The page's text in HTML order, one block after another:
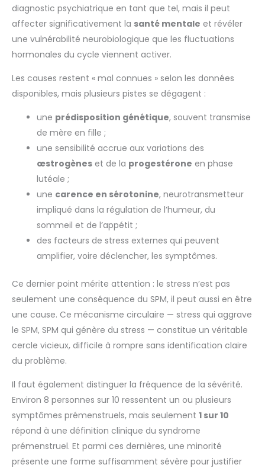
diagnostic psychiatrique en tant que tel, mais il peut
affecter significativement la santé mentale et révéler
une vulnérabilité neurobiologique que les fluctuations
hormonales du cycle viennent activer.
Les causes restent « mal connues » selon les données
disponibles, mais plusieurs pistes se dégagent :
une prédisposition génétique, souvent transmise
de mère en fille ;
une sensibilité accrue aux variations des
œstrogènes et de la progestérone en phase
lutéale ;
une carence en sérotonine, neurotransmetteur
impliqué dans la régulation de l’humeur, du
sommeil et de l’appétit ;
des facteurs de stress externes qui peuvent
amplifier, voire déclencher, les symptômes.
Ce dernier point mérite attention : le stress n’est pas
seulement une conséquence du SPM, il peut aussi en être
une cause. Ce mécanisme circulaire — stress qui aggrave
le SPM, SPM qui génère du stress — constitue un véritable
cercle vicieux, difficile à rompre sans identification claire
du problème.
Il faut également distinguer la fréquence de la sévérité.
Environ 8 personnes sur 10 ressentent un ou plusieurs
symptômes prémenstruels, mais seulement 1 sur 10
répond à une définition clinique du syndrome
prémenstruel. Et parmi ces dernières, une minorité
présente une forme suffisamment sévère pour justifier